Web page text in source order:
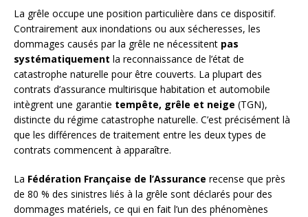
La grêle occupe une position particulière dans ce dispositif.
Contrairement aux inondations ou aux sécheresses, les
dommages causés par la grêle ne nécessitent pas
systématiquement la reconnaissance de l’état de
catastrophe naturelle pour être couverts. La plupart des
contrats d’assurance multirisque habitation et automobile
intègrent une garantie tempête, grêle et neige (TGN),
distincte du régime catastrophe naturelle. C’est précisément là
que les différences de traitement entre les deux types de
contrats commencent à apparaître.
La Fédération Française de l’Assurance recense que près
de 80 % des sinistres liés à la grêle sont déclarés pour des
dommages matériels, ce qui en fait l’un des phénomènes